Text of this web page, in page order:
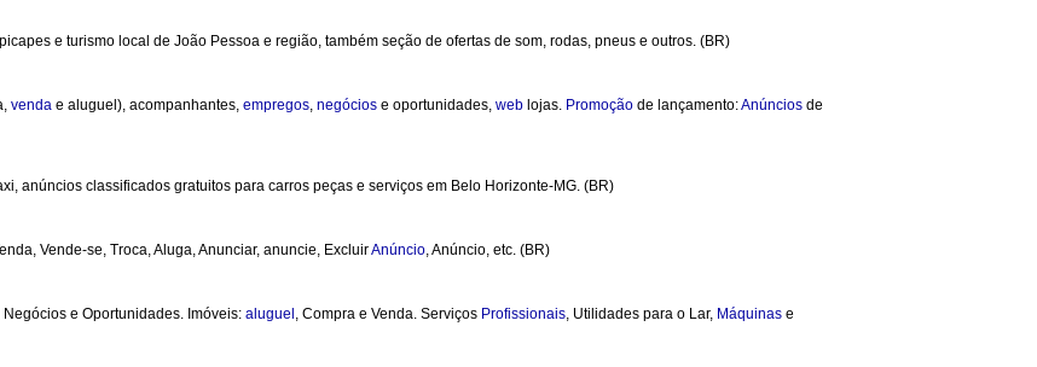
e turismo local de João Pessoa e região, também seção de ofertas de som, rodas, pneus e outros. (BR)
venda e aluguel), acompanhantes, empregos, negócios e oportunidades, web lojas. Promoção de lançamento:Anúncios de
anúncios classificados gratuitos para carros peças e serviços em Belo Horizonte-MG. (BR)
Vende-se, Troca, Aluga, Anunciar, anuncie, ExcluirAnúncio, Anúncio, etc. (BR)
e Oportunidades. Imóveis: aluguel , Compra e Venda. Serviços Profissionais, Utilidades para o Lar, Máquinas e